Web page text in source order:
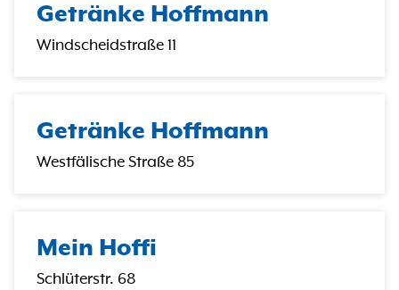
Getränke Hoffmann
Windscheidstraße 11
Getränke Hoffmann
Westfälische Straße 85
Mein Hoffi
Schlüterstr. 68